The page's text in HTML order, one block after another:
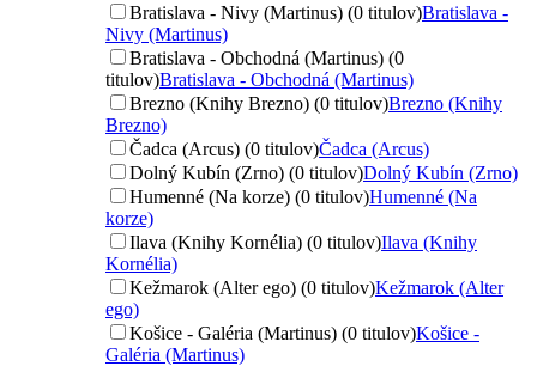
Bratislava - Nivy (Martinus) (0 titulov)Bratislava -
Nivy (Martinus)
Bratislava - Obchodná (Martinus) (0
titulov)Bratislava - Obchodná (Martinus)
Brezno (Knihy Brezno) (0 titulov)Brezno (Knihy
Brezno)
Čadca (Arcus) (0 titulov)Čadca (Arcus)
Dolný Kubín (Zrno) (0 titulov)Dolný Kubín (Zrno)
Humenné (Na korze) (0 titulov)Humenné (Na
korze)
Ilava (Knihy Kornélia) (0 titulov)Ilava (Knihy
Kornélia)
Kežmarok (Alter ego) (0 titulov)Kežmarok (Alter
ego)
Košice - Galéria (Martinus) (0 titulov)Košice -
Galéria (Martinus)